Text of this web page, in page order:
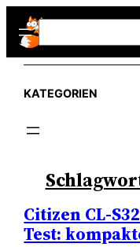
Zum
Inhalt
springen
Search
KATEGORIEN
Citizen CL-
Test: